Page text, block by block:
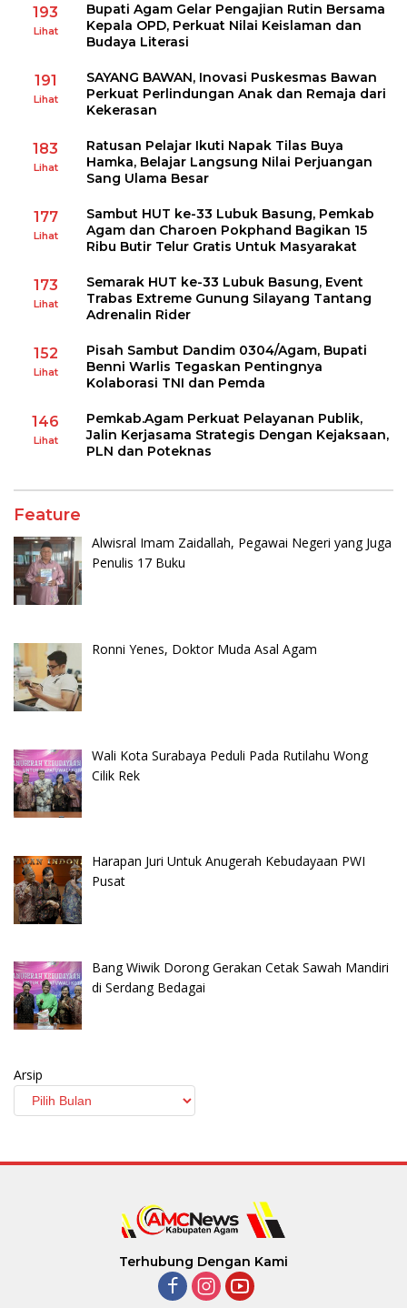
193
Lihat
Bupati Agam Gelar Pengajian Rutin Bersama
Kepala OPD, Perkuat Nilai Keislaman dan
Budaya Literasi
191
Lihat
SAYANG BAWAN, Inovasi Puskesmas Bawan
Perkuat Perlindungan Anak dan Remaja dari
Kekerasan
183
Lihat
Ratusan Pelajar Ikuti Napak Tilas Buya
Hamka, Belajar Langsung Nilai Perjuangan
Sang Ulama Besar
177
Lihat
Sambut HUT ke-33 Lubuk Basung, Pemkab
Agam dan Charoen Pokphand Bagikan 15
Ribu Butir Telur Gratis Untuk Masyarakat
173
Lihat
Semarak HUT ke-33 Lubuk Basung, Event
Trabas Extreme Gunung Silayang Tantang
Adrenalin Rider
152
Lihat
Pisah Sambut Dandim 0304/Agam, Bupati
Benni Warlis Tegaskan Pentingnya
Kolaborasi TNI dan Pemda
146
Lihat
Pemkab.Agam Perkuat Pelayanan Publik,
Jalin Kerjasama Strategis Dengan Kejaksaan,
PLN dan Poteknas
Feature
Alwisral Imam Zaidallah, Pegawai Negeri yang Juga
Penulis 17 Buku
Ronni Yenes, Doktor Muda Asal Agam
Wali Kota Surabaya Peduli Pada Rutilahu Wong
Cilik Rek
Harapan Juri Untuk Anugerah Kebudayaan PWI
Pusat
Bang Wiwik Dorong Gerakan Cetak Sawah Mandiri
di Serdang Bedagai
Arsip
Terhubung Dengan Kami